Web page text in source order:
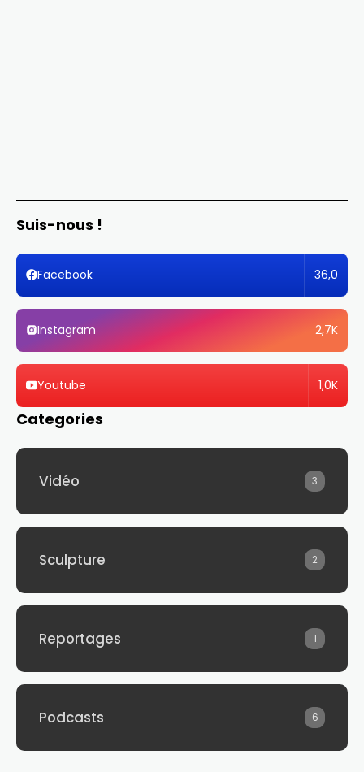
Suis-nous !
Facebook 36,0
Instagram 2,7K
Youtube 1,0K
Categories
Vidéo 3
Sculpture 2
Reportages 1
Podcasts 6